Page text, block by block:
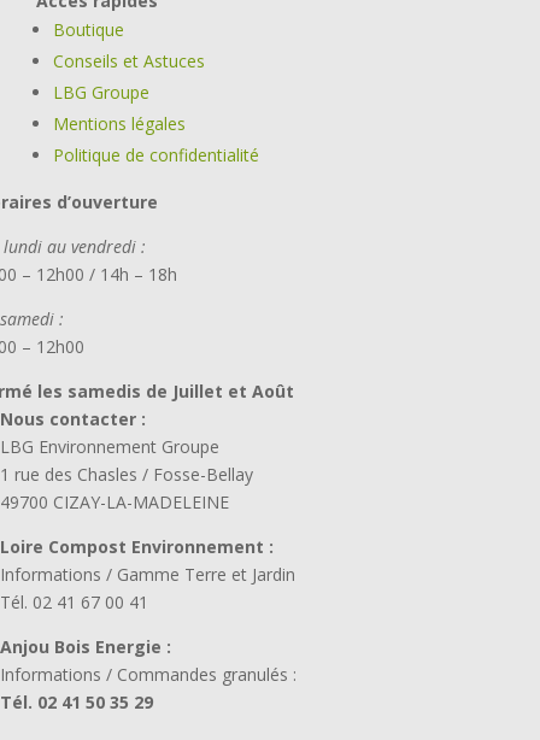
Boutique
Conseils et Astuces
LBG Groupe
Mentions légales
Politique de confidentialité
d’ouverture
lundi au vendredi :
– 12h00 / 14h – 18h
:
– 12h00
les samedis de Juillet et Août
Nous contacter :
LBG Environnement Groupe
1 rue des Chasles / Fosse-Bellay
49700 CIZAY-LA-MADELEINE
Loire Compost Environnement :
Informations / Gamme Terre et Jardin
Tél. 02 41 67 00 41
Anjou Bois Energie :
Informations / Commandes granulés :
Tél. 02 41 50 35 29